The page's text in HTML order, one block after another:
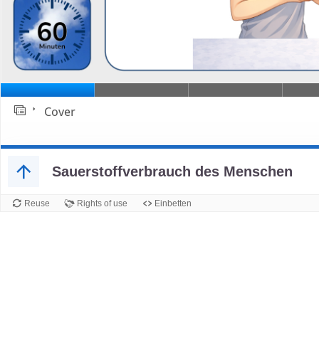
Cover
Sauerstoffverbrauch des Menschen
Reuse Rights of use Einbetten